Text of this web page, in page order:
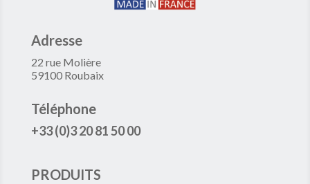
Adresse
22 rue Molière
59100 Roubaix
Téléphone
+33 (0)3 20 81 50 00
PRODUITS